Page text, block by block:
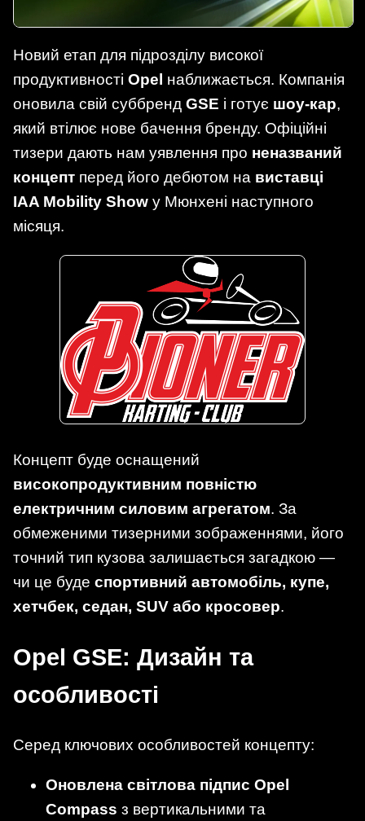
Новий етап для підрозділу високої
продуктивності Opel наближається. Компанія
оновила свій суббренд GSE і готує шоу-кар,
який втілює нове бачення бренду. Офіційні
тизери дають нам уявлення про неназваний
концепт перед його дебютом на виставці
IAA Mobility Show у Мюнхені наступного
місяця.
Концепт буде оснащений
високопродуктивним повністю
електричним силовим агрегатом. За
обмеженими тизерними зображеннями, його
точний тип кузова залишається загадкою —
чи це буде спортивний автомобіль, купе,
хетчбек, седан, SUV або кросовер.
Opel GSE: Дизайн та
особливості
Серед ключових особливостей концепту:
Оновлена світлова підпис Opel
Compass з вертикальними та